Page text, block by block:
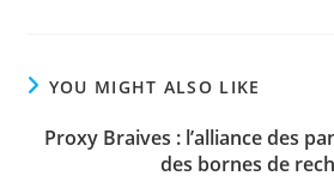
YOU MIGHT ALSO LIKE
Proxy Braives : l’alliance des
des bornes de